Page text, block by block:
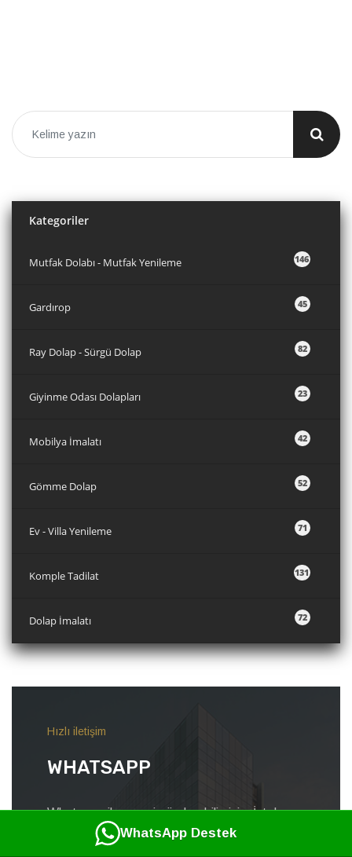
Kategoriler
146
Mutfak Dolabı - Mutfak Yenileme
45
Gardırop
82
Ray Dolap - Sürgü Dolap
23
Giyinme Odası Dolapları
42
Mobilya İmalatı
52
Gömme Dolap
71
Ev - Villa Yenileme
131
Komple Tadilat
72
Dolap İmalatı
Hızlı iletişim
WHATSAPP
Whatsapp ile mesaj gönderebilirsiniz. İstek ve
Görüşlerinizi bildirmek için aşağıdakı butonu
WhatsApp Destek